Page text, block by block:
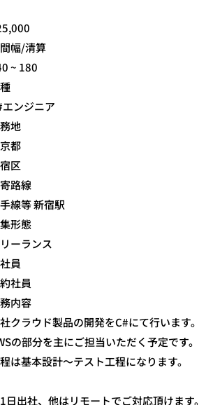
幅/清算
~ 180
エンジニア
地
都
区
路線
線等 新宿駅
形態
ーランス
員
社員
内容
クラウド製品の開発をC#にて行います。
の部分を主にご担当いただく予定です。
は基本設計～テスト工程になります。
日出社、他はリモートでご対応頂けます。